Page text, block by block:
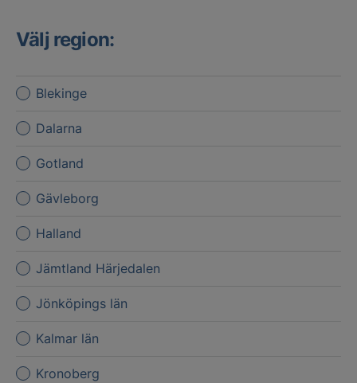
Välj region:
Blekinge
Dalarna
Gotland
Gävleborg
Halland
Jämtland Härjedalen
Jönköpings län
Kalmar län
Kronoberg